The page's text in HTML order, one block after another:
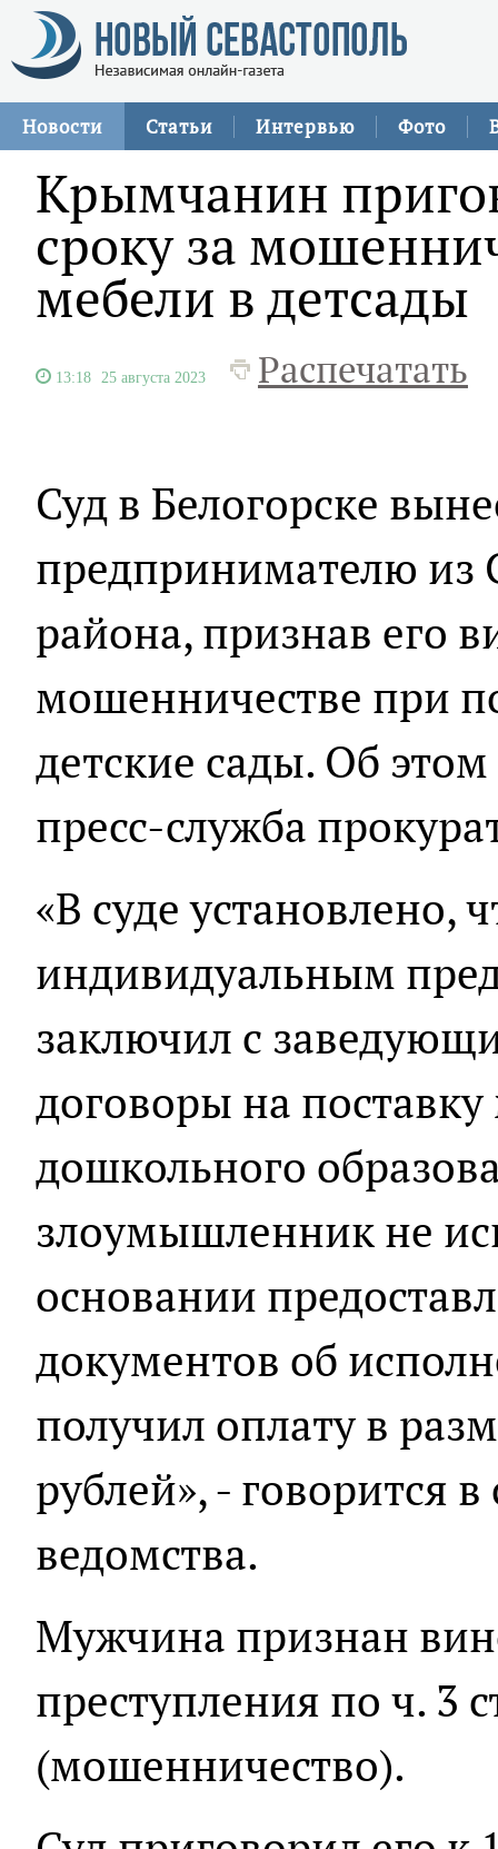
Новости Статьи Интервью Фото
Крымчанин
сроку за
мебели в детсады
13:18 25 августа 2023 Распечатать
Суд в Белогорске
предпринимателю из
района, признав его
мошенничестве при
детские сады. Об
пресс-служба
«В суде установлено,
индивидуальным
заключил с
договоры на
дошкольного
злоумышленник не
основании
документов об
получил оплату в
рублей», - говорится
ведомства.
Мужчина признан
преступления по ч. 3
(мошенничество).